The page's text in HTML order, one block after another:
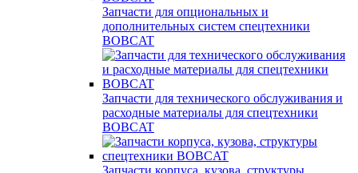
Запчасти для опциональных и
дополнительных систем спецтехники
BOBCAT
Запчасти для технического обслуживания и
расходные материалы для спецтехники
BOBCAT
Запчасти корпуса, кузова, структуры